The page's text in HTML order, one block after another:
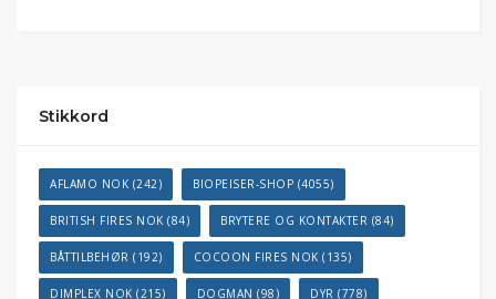
Stikkord
AFLAMO NOK (242) BIOPEISER-SHOP (4055)
BRITISH FIRES NOK (84) BRYTERE OG KONTAKTER (84)
BÅTTILBEHØR (192) COCOON FIRES NOK (135)
DIMPLEX NOK (215) DOGMAN (98) DYR (778)